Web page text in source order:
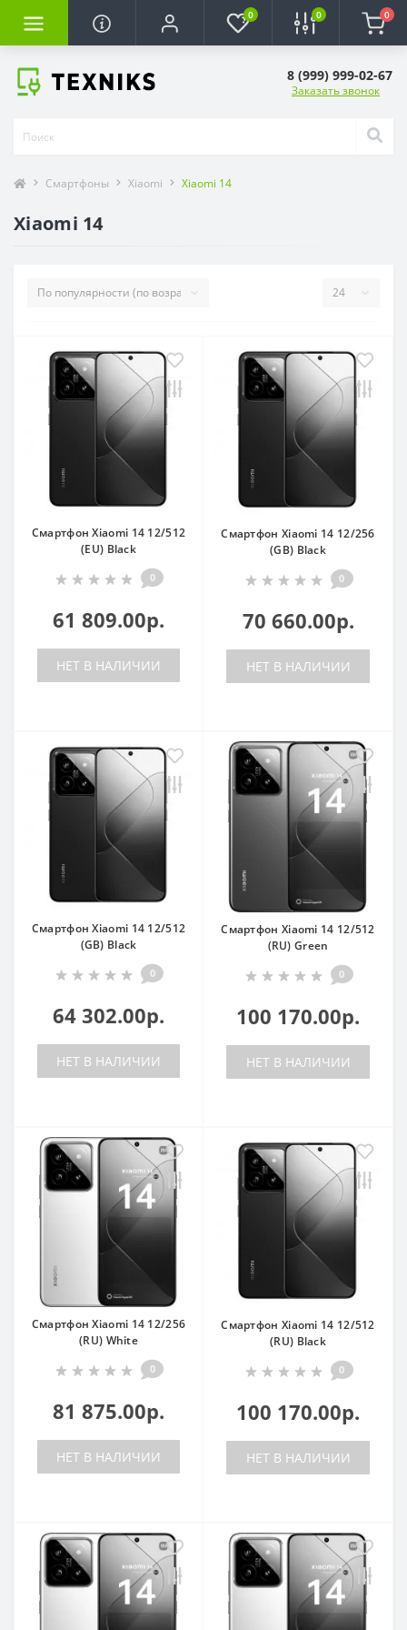
0 0 0
8 (999) 999-02-67
Заказать звонок
Смартфоны Xiaomi Xiaomi 14
Xiaomi 14
Смартфон Xiaomi 14 12/512
(EU) Black
0
61 809.00р.
НЕТ В НАЛИЧИИ
Смартфон Xiaomi 14 12/256
(GB) Black
0
70 660.00р.
НЕТ В НАЛИЧИИ
Смартфон Xiaomi 14 12/512
(GB) Black
0
64 302.00р.
НЕТ В НАЛИЧИИ
Смартфон Xiaomi 14 12/512
(RU) Green
0
100 170.00р.
НЕТ В НАЛИЧИИ
Смартфон Xiaomi 14 12/256
(RU) White
0
81 875.00р.
НЕТ В НАЛИЧИИ
Смартфон Xiaomi 14 12/512
(RU) Black
0
100 170.00р.
НЕТ В НАЛИЧИИ